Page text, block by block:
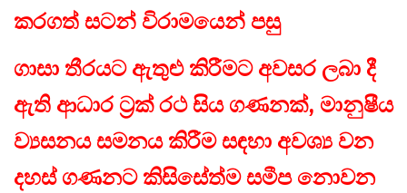
කරගත් සටන් විරාමයෙන් පසු
ගාසා තීරයට ඇතුළු කිරීමට අවසර ලබා දී
ඇති ආධාර ට්‍රක් රථ සිය ගණනක්, මානුෂීය
ව්‍යසනය සමනය කිරීම සඳහා අවශ්‍ය වන
දහස් ගණනට කිසිසේත්ම සමීප නොවන